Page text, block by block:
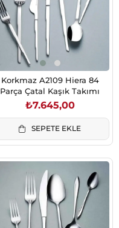
Korkmaz A2109 Hiera 84
Parça Çatal Kaşık Takımı
₺7.645,00
SEPETE EKLE